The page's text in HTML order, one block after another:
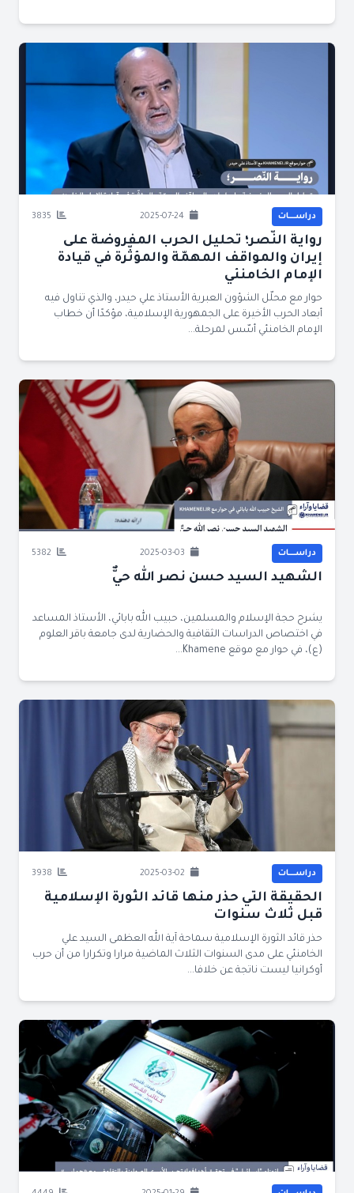
دراســــات
رواية النّصر؛ تحليل الحرب المفروضة على
إيران والمواقف المهمّة والمؤثّرة في قيادة
الإمام الخامنئي
حوار مع محلّل الشؤون العبرية الأستاذ علي حيدر، والذي تناول فيه
أبعاد الحرب الأخيرة على الجمهورية الإسلامية، مؤكدًا أن خطاب
الإمام الخامنئي أسّس لمرحلة...
دراســــات
الشهيد السيد حسن نصر الله حيٌّ
يشرح حجة الإسلام والمسلمين، حبيب الله بابائي، الأستاذ المساعد
في اختصاص الدراسات الثقافية والحضارية لدى جامعة باقر العلوم
(ع)، في حوار مع موقع Khamene...
دراســــات
الحقيقة التي حذر منها قائد الثورة الإسلامية
قبل ثلاث سنوات
حذر قائد الثورة الإسلامية سماحة آية الله العظمى السيد علي
الخامنئي على مدى السنوات الثلاث الماضية مرارا وتكرارا من أن حرب
أوكرانيا ليست ناتجة عن خلافا...